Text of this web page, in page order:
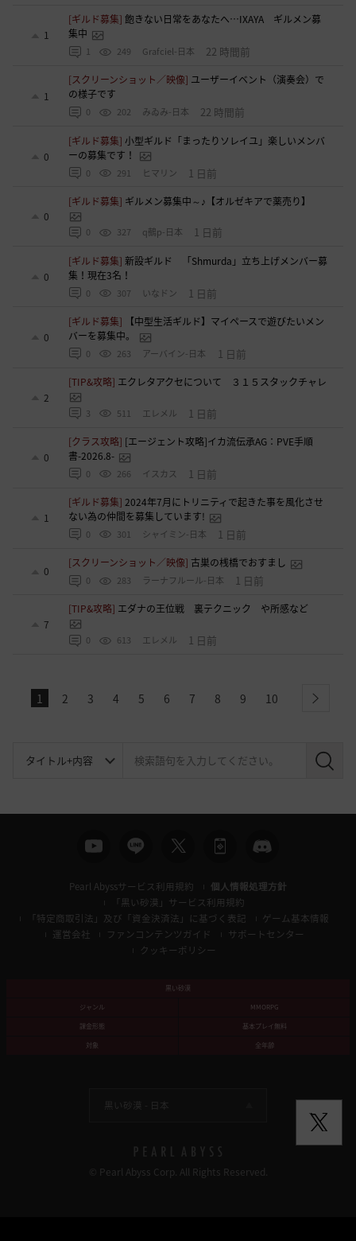
1
[ギルド募集]飽きない日常をあなたへ…IXAYA ギルメン募
集中
1 249 Grafciel-日本 22 時間前
1
[スクリーンショット／映像] ユーザーイベント（演奏会）で
の様子です
0 202 みゐみ-日本 22 時間前
0
[ギルド募集]小型ギルド「まったりソレイユ」楽しいメンバ
ーの募集です！
0 291 ヒマリン 1 日前
0
[ギルド募集] ギルメン募集中～♪【オルゼキアで薬売り】
0 327 q鵺p-日本 1 日前
0
[ギルド募集]新設ギルド 「Shmurda」立ち上げメンバー募
集！現在3名！
0 307 いなドン 1 日前
0
[ギルド募集]
【中型生活ギルド】マイペースで遊びたいメン
バーを募集中。
0 263 アーバイン-日本 1 日前
2
[TIP&攻略] エクレタアクセについて ３１５スタックチャレ
3 511 エレメル 1 日前
0
[クラス攻略] [エージェント攻略]イカ流伝承AG：PVE手順
書-2026.8-
0 266 イスカス 1 日前
1
[ギルド募集]2024年7月にトリニティで起きた事を風化させ
ない為の仲間を募集しています!
0 301 シャイミン-日本 1 日前
0
[スクリーンショット／映像] 古巣の桟橋でおすまし
0 283 ラーナフルール-日本 1 日前
7
[TIP&攻略] エダナの王位戦 裏テクニック や所感など
0 613 エレメル 1 日前
1 2 3 4 5 6 7 8 9 10 next
検
Pearl Abyssサービス利用規約
個人情報処理方針
「黒い砂漠」サービス利用規約
「特定商取引法」及び「資金決済法」に基づく表記
ゲーム基本情報
運営会社
ファンコンテンツガイド
サポートセンター
クッキーポリシー
黒い砂漠
ジャンル
MMORPG
課金形態
基本プレイ無料
対象
全年齢
黒い砂漠 - 日本
© Pearl Abyss Corp. All Rights Reserved.